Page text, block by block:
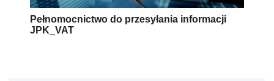
Pełnomocnictwo do przesyłania informacji
JPK_VAT